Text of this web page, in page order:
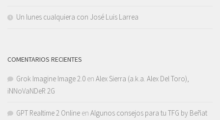
Un lunes cualquiera con José Luis Larrea
COMENTARIOS RECIENTES
Grok Imagine Image 2.0 en Alex Sierra (a.k.a. Alex Del Toro),
iNNoVaNDeR 2G
GPT Realtime 2 Online en Algunos consejos para tu TFG by Beñat